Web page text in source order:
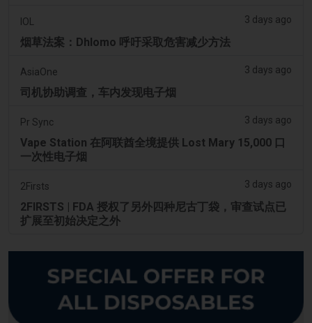
IOL 3 days ago
烟草法案：Dhlomo 呼吁采取危害减少方法
AsiaOne 3 days ago
司机协助调查，车内发现电子烟
Pr Sync 3 days ago
Vape Station 在阿联酋全境提供 Lost Mary 15,000 口
一次性电子烟
2Firsts 3 days ago
2FIRSTS | FDA 授权了另外四种尼古丁袋，审查试点已
扩展至初始决定之外